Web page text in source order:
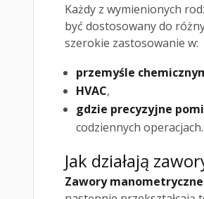
Każdy z wymienionych
być dostosowany do
szerokie zastosowanie w:
przemyśle
HVAC,
gdzie precyzyjne
codziennych operacjach.
Jak działają
Zawory manometryczne